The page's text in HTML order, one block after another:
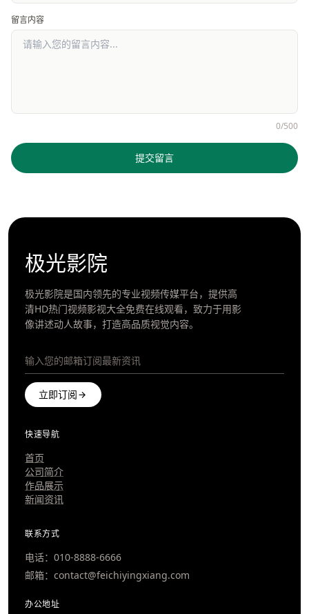
留言内容
0/500
提交留言
极光影院
极光影院是国内领先的专业视频传媒平台，提供高
清HD热门视频影视大全免费在线观看，致力于用影
像讲述动人故事，打造高品质视觉内容。
立即订阅
快速导航
首页
公司简介
作品展示
新闻资讯
联系方式
电话：010-8888-6666
邮箱：contact@feichiyingxiang.com
办公地址